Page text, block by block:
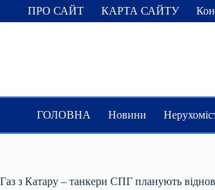
ПерейтиПРО САЙТ КАРТА САЙТУ
ГОЛОВНА Новини
Газ з Катару – танкери СПГ планують